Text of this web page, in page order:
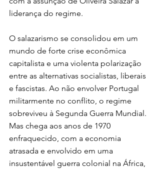
liderança do regime.
O salazarismo se consolidou em um
mundo de forte crise econômica
capitalista e uma violenta polarização
entre as alternativas socialistas, liberais
e fascistas. Ao não envolver Portugal
militarmente no conflito, o regime
sobreviveu à Segunda Guerra Mundial.
Mas chega aos anos de 1970
enfraquecido, com a economia
atrasada e envolvido em uma
insustentável guerra colonial na África,